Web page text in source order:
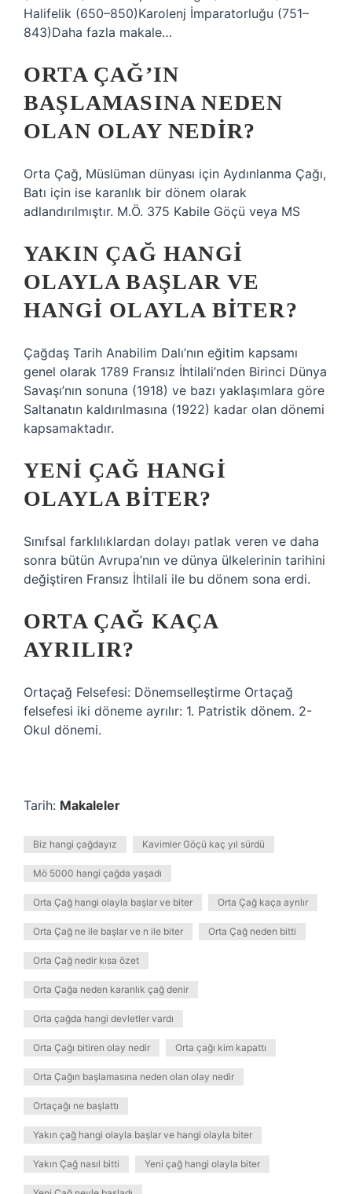
Halifelik (650–850)Karolenj İmparatorluğu (751–
843)Daha fazla makale…
ORTA ÇAĞ’IN
BAŞLAMASINA NEDEN
OLAN OLAY NEDIR?
Orta Çağ, Müslüman dünyası için Aydınlanma Çağı,
Batı için ise karanlık bir dönem olarak
adlandırılmıştır. M.Ö. 375 Kabile Göçü veya MS
YAKIN ÇAĞ HANGI
OLAYLA BAŞLAR VE
HANGI OLAYLA BITER?
Çağdaş Tarih Anabilim Dalı’nın eğitim kapsamı
genel olarak 1789 Fransız İhtilali’nden Birinci Dünya
Savaşı’nın sonuna (1918) ve bazı yaklaşımlara göre
Saltanatın kaldırılmasına (1922) kadar olan dönemi
kapsamaktadır.
YENI ÇAĞ HANGI
OLAYLA BITER?
Sınıfsal farklılıklardan dolayı patlak veren ve daha
sonra bütün Avrupa’nın ve dünya ülkelerinin tarihini
değiştiren Fransız İhtilali ile bu dönem sona erdi.
ORTA ÇAĞ KAÇA
AYRILIR?
Ortaçağ Felsefesi: Dönemselleştirme Ortaçağ
felsefesi iki döneme ayrılır: 1. Patristik dönem. 2-
Okul dönemi.
Tarih: Makaleler
Biz hangi çağdayız Kavimler Göçü kaç yıl sürdü
Mö 5000 hangi çağda yaşadı
Orta Çağ hangi olayla başlar ve biter Orta Çağ kaça ayrılır
Orta Çağ ne ile başlar ve n ile biter Orta Çağ neden bitti
Orta Çağ nedir kısa özet
Orta Çağa neden karanlık çağ denir
Orta çağda hangi devletler vardı
Orta Çağı bitiren olay nedir Orta çağı kim kapattı
Orta Çağın başlamasına neden olan olay nedir
Ortaçağı ne başlattı
Yakın çağ hangi olayla başlar ve hangi olayla biter
Yakın Çağ nasıl bitti Yeni çağ hangi olayla biter